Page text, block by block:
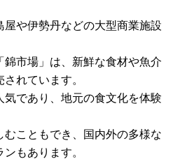
屋や伊勢丹などの大型商業施設
錦市場」は、新鮮な食材や魚介
れています。
気であり、地元の食文化を体験
むこともでき、国内外の多様な
もあります。